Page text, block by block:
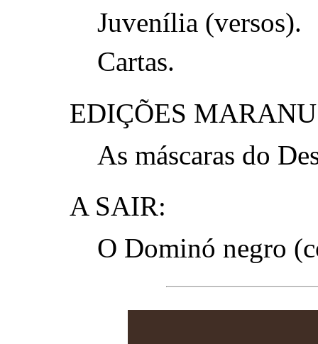
Juvenília (versos).
Cartas.
EDIÇÕES
As máscaras do
A SAIR:
O Dominó negro